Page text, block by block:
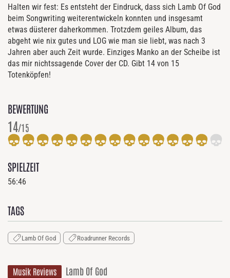
Halten wir fest: Es entsteht der Eindruck, dass sich Lamb Of God
beim Songwriting weiterentwickeln konnten und insgesamt
etwas düsterer daherkommen. Trotzdem geiles Album, das
abgeht wie nix gutes und LOG wie man sie liebt, was nach 3
Jahren aber auch Zeit wurde. Einziges Manko an der Scheibe ist
das mir nichtssagende Cover der CD. Gibt 14 von 15
Totenköpfen!
BEWERTUNG
14/15
SPIELZEIT
56:46
TAGS
Lamb Of God Roadrunner Records
Musik Reviews Lamb Of God